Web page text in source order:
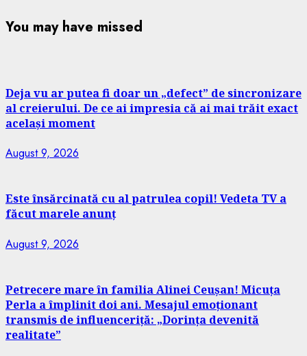
You may have missed
Deja vu ar putea fi doar un „defect” de sincronizare
al creierului. De ce ai impresia că ai mai trăit exact
același moment
August 9, 2026
Este însărcinată cu al patrulea copil! Vedeta TV a
făcut marele anunț
August 9, 2026
Petrecere mare în familia Alinei Ceușan! Micuța
Perla a împlinit doi ani. Mesajul emoționant
transmis de influenceriță: „Dorința devenită
realitate”